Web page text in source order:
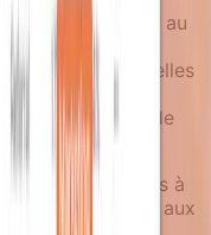
ont accès au
par catégorie
transactionnelles
de
(offres de
aide les équipes à
apparaîtront aux